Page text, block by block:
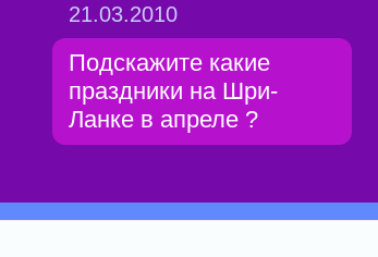
21.03.2010
Подскажите какие
праздники на Шри-
Ланке в апреле ?